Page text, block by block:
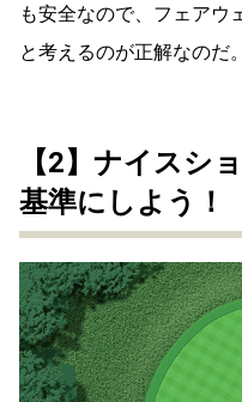
も安全なので、フェアウ
と考えるのが正解なのだ。
【2】ナイスシ
基準にしよう！